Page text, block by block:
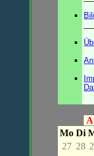
Mo Di
27 28